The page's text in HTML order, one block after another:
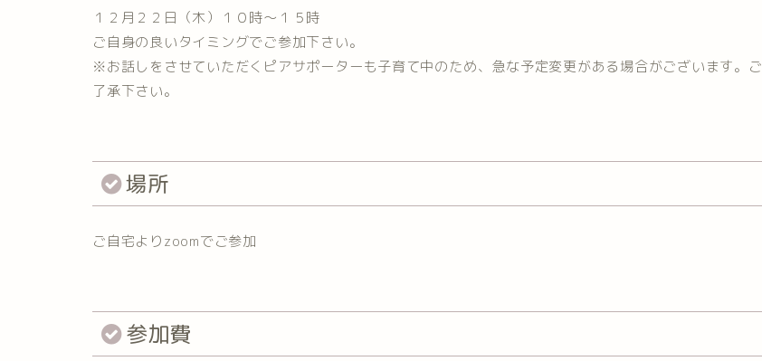
１２月２２日（木）１０時～１５時
ご自身の良いタイミングでご参加下さい。
※お話しをさせていただくピアサポーターも子育て中のため、急な予定変更がある場合がございます。ご
了承下さい。
場所
ご自宅よりzoomでご参加
参加費